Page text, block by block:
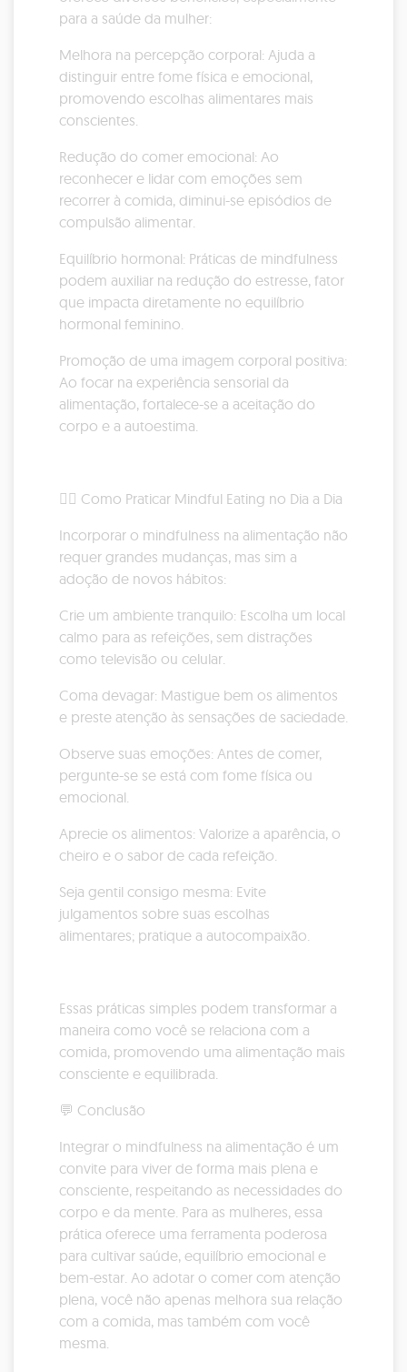
para a saúde da mulher:
Melhora na percepção corporal: Ajuda a
distinguir entre fome física e emocional,
promovendo escolhas alimentares mais
conscientes.
Redução do comer emocional: Ao
reconhecer e lidar com emoções sem
recorrer à comida, diminui-se episódios de
compulsão alimentar.
Equilíbrio hormonal: Práticas de mindfulness
podem auxiliar na redução do estresse, fator
que impacta diretamente no equilíbrio
hormonal feminino.
Promoção de uma imagem corporal positiva:
Ao focar na experiência sensorial da
alimentação, fortalece-se a aceitação do
corpo e a autoestima.
🧘‍♀️ Como Praticar Mindful Eating no Dia a Dia
Incorporar o mindfulness na alimentação não
requer grandes mudanças, mas sim a
adoção de novos hábitos:
Crie um ambiente tranquilo: Escolha um local
calmo para as refeições, sem distrações
como televisão ou celular.
Coma devagar: Mastigue bem os alimentos
e preste atenção às sensações de saciedade.
Observe suas emoções: Antes de comer,
pergunte-se se está com fome física ou
emocional.
Aprecie os alimentos: Valorize a aparência, o
cheiro e o sabor de cada refeição.
Seja gentil consigo mesma: Evite
julgamentos sobre suas escolhas
alimentares; pratique a autocompaixão.
Essas práticas simples podem transformar a
maneira como você se relaciona com a
comida, promovendo uma alimentação mais
consciente e equilibrada.
💬 Conclusão
Integrar o mindfulness na alimentação é um
convite para viver de forma mais plena e
consciente, respeitando as necessidades do
corpo e da mente. Para as mulheres, essa
prática oferece uma ferramenta poderosa
para cultivar saúde, equilíbrio emocional e
bem-estar. Ao adotar o comer com atenção
plena, você não apenas melhora sua relação
com a comida, mas também com você
mesma.